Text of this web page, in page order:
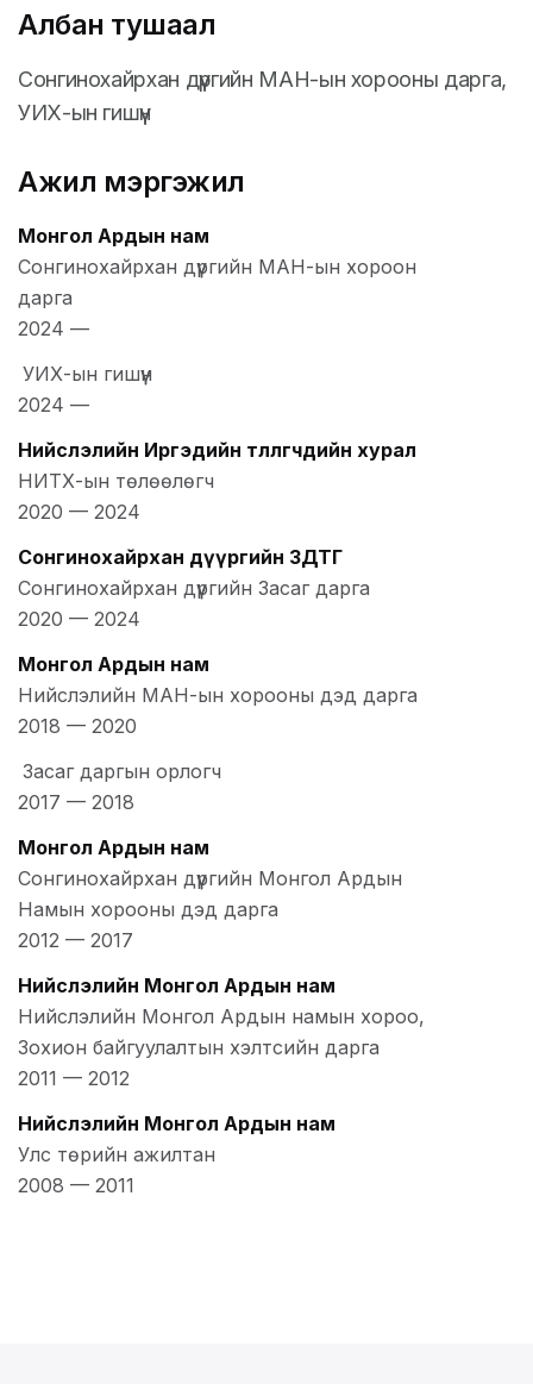
Албан тушаал
Сонгинохайрхан дүүргийн МАН-ын хорооны дарга,
УИХ-ын гишүүн
Ажил мэргэжил
Монгол Ардын нам
Сонгинохайрхан дүүргийн МАН-ын хороон
дарга
2024 —
УИХ-ын гишүүн
2024 —
Нийслэлийн Иргэдийн төлөөлөгчдийн хурал
НИТХ-ын төлөөлөгч
2020 — 2024
Сонгинохайрхан дүүргийн ЗДТГ
Сонгинохайрхан дүүргийн Засаг дарга
2020 — 2024
Монгол Ардын нам
Нийслэлийн МАН-ын хорооны дэд дарга
2018 — 2020
Засаг даргын орлогч
2017 — 2018
Монгол Ардын нам
Сонгинохайрхан дүүргийн Монгол Ардын
Намын хорооны дэд дарга
2012 — 2017
Нийслэлийн Монгол Ардын нам
Нийслэлийн Монгол Ардын намын хороо,
Зохион байгуулалтын хэлтсийн дарга
2011 — 2012
Нийслэлийн Монгол Ардын нам
Улс төрийн ажилтан
2008 — 2011